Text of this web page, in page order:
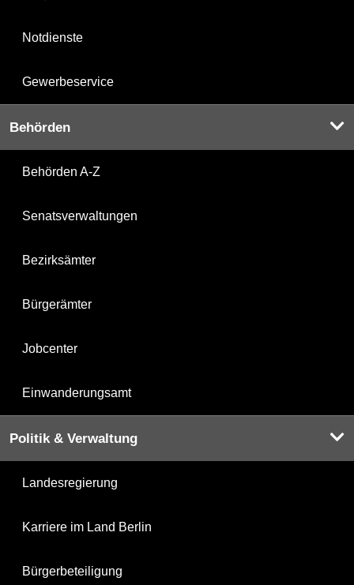
Notdienste
Gewerbeservice
Behörden
Behörden A-Z
Senatsverwaltungen
Bezirksämter
Bürgerämter
Jobcenter
Einwanderungsamt
Politik & Verwaltung
Landesregierung
Karriere im Land Berlin
Bürgerbeteiligung